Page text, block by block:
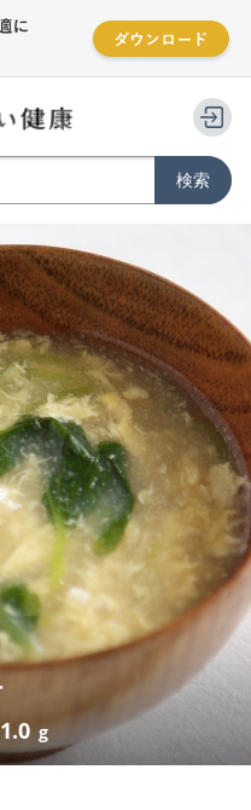
1.0 g